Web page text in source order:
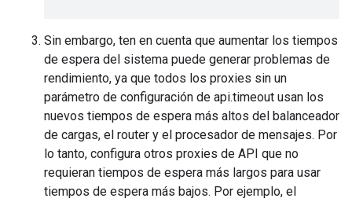
Sin embargo, ten en cuenta que aumentar los tiempos
de espera del sistema puede generar problemas de
rendimiento, ya que todos los proxies sin un
parámetro de configuración de api.timeout usan los
nuevos tiempos de espera más altos del balanceador
de cargas, el router y el procesador de mensajes. Por
lo tanto, configura otros proxies de API que no
requieran tiempos de espera más largos para usar
tiempos de espera más bajos. Por ejemplo, el